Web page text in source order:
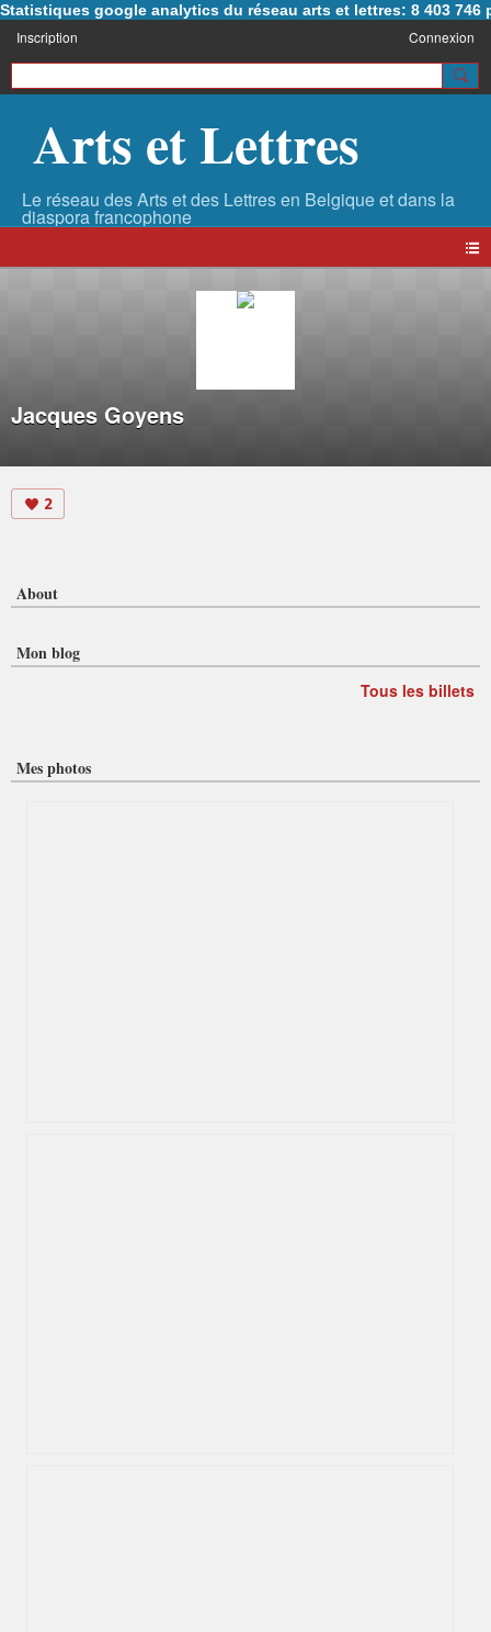
Statistiques google analytics du réseau arts et lettres: 8 403 746
Inscription Connexion
Arts et Lettres
Jacques Goyens
2
About
Mon blog
Tous les billets
Mes photos